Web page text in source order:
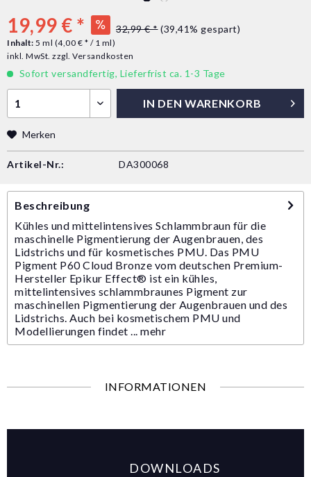
19,99 € * 32,99 € * (39,41% gespart)
Inhalt: 5 ml (4,00 € * / 1 ml)
inkl. MwSt. zzgl. Versandkosten
Sofort versandfertig, Lieferfrist ca. 1-3 Tage
IN DEN WARENKORB
Merken
Artikel-Nr.: DA300068
Beschreibung
Kühles und mittelintensives Schlammbraun für die
maschinelle Pigmentierung der Augenbrauen, des
Lidstrichs und für kosmetisches PMU. Das PMU
Pigment P60 Cloud Bronze vom deutschen Premium-
Hersteller Epikur Effect® ist ein kühles,
mittelintensives schlammbraunes Pigment zur
maschinellen Pigmentierung der Augenbrauen und des
Lidstrichs. Auch bei kosmetischem PMU und
Modellierungen findet ... mehr
INFORMATIONEN
DOWNLOADS